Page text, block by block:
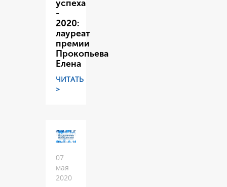
успеха
-
2020:
лауреат
премии
Прокопьева
Елена
ЧИТАТЬ
>
07
мая
2020